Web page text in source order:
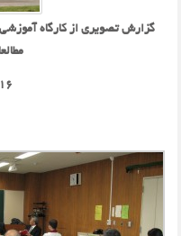
گزارش تصویری از کارگاه آموزشی